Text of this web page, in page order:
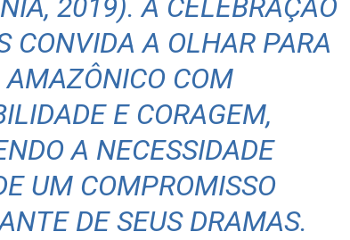
2019). A CELEBRAÇÃO
CONVIDA A OLHAR PARA
AMAZÔNICO COM
E CORAGEM,
A NECESSIDADE
UM COMPROMISSO
DE SEUS DRAMAS.